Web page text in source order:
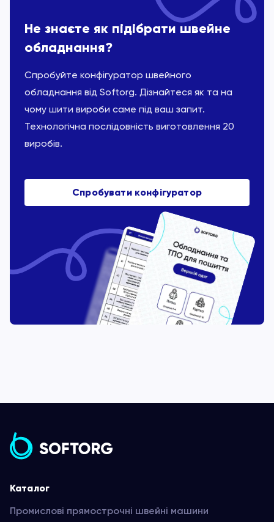
Не знаєте як підібрати швейне
обладнання?
Спробуйте конфігуратор швейного
обладнання від Softorg. Дізнайтеся як та на
чому шити вироби саме під ваш запит.
Технологічна послідовність виготовлення 20
виробів.
Спробувати конфігуратор
Каталог
Промислові прямострочні швейні машини